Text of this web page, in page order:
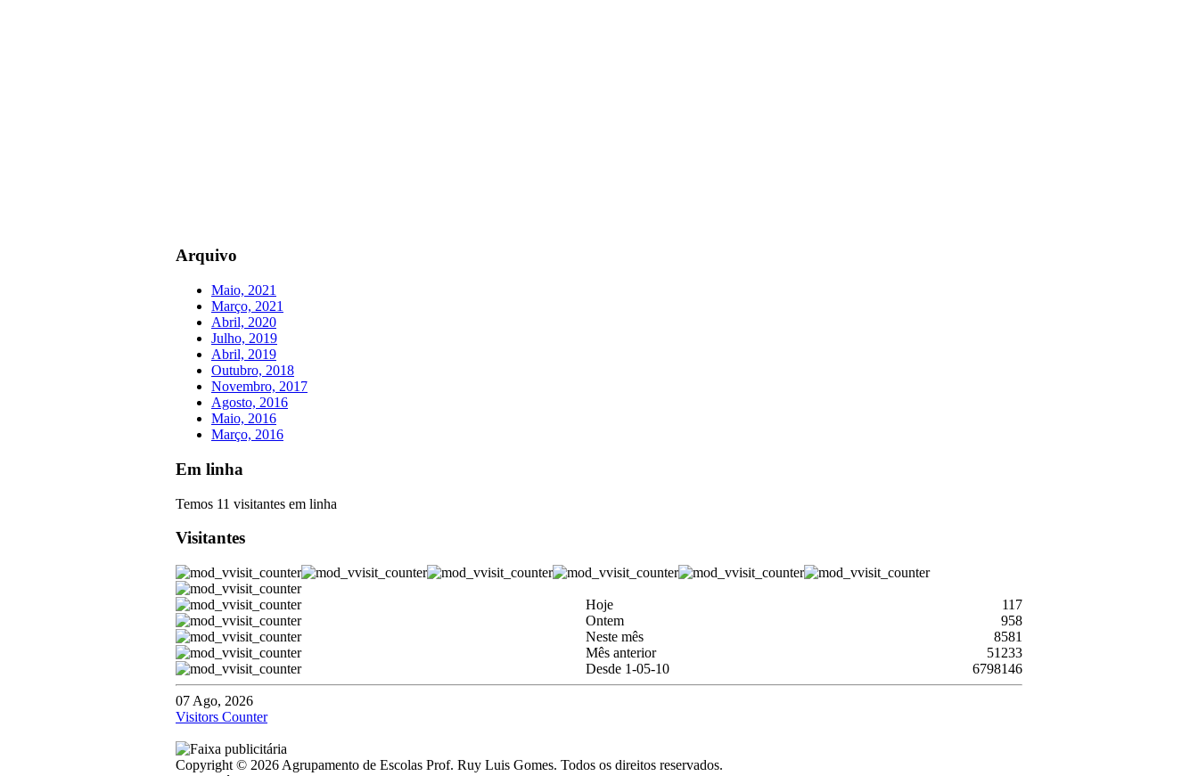
Arquivo
Maio, 2021
Março, 2021
Abril, 2020
Julho, 2019
Abril, 2019
Outubro, 2018
Novembro, 2017
Agosto, 2016
Maio, 2016
Março, 2016
Em linha
Temos 11 visitantes em linha
Visitantes
Hoje
117
Ontem
958
Neste mês
8581
Mês anterior
51233
Desde 1-05-10
6798146
07 Ago, 2026
Visitors Counter
Copyright © 2026 Agrupamento de Escolas Prof. Ruy Luis Gomes. Todos os direitos reservados.